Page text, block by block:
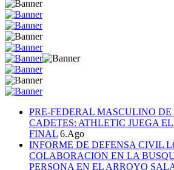
PRE-FEDERAL MASCULINO
CADETES: ATHLETIC JUEGA
FINAL 6.Ago
INFORME DE DEFENSA CIVIL
COLABORACION EN LA
PERSONA EN EL ARROYO